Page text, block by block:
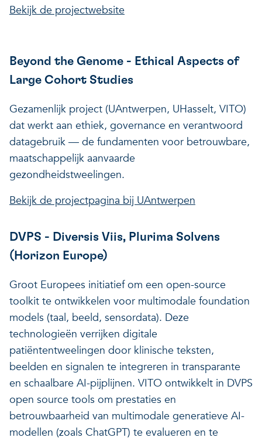
Bekijk de projectwebsite
Beyond the Genome - Ethical Aspects of
Large Cohort Studies
Gezamenlijk project (UAntwerpen, UHasselt, VITO)
dat werkt aan ethiek, governance en verantwoord
datagebruik — de fundamenten voor betrouwbare,
maatschappelijk aanvaarde
gezondheidstweelingen.
Bekijk de projectpagina bij UAntwerpen
DVPS - Diversis Viis, Plurima Solvens
(Horizon Europe)
Groot Europees initiatief om een open-source
toolkit te ontwikkelen voor multimodale foundation
models (taal, beeld, sensordata). Deze
technologieën verrijken digitale
patiëntentweelingen door klinische teksten,
beelden en signalen te integreren in transparante
en schaalbare AI-pijplijnen. VITO ontwikkelt in DVPS
open source tools om prestaties en
betrouwbaarheid van multimodale generatieve AI-
modellen (zoals ChatGPT) te evalueren en te